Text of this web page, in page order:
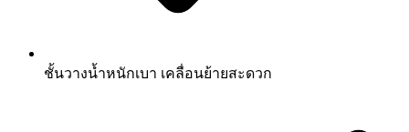
ชั้นวางน้ำหนักเบา เคลื่อนย้ายสะดวก